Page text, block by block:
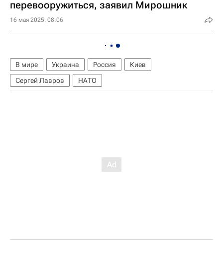
перевооружиться, заявил Мирошник
16 мая 2025, 08:06
В мире Украина Россия
Киев
Сергей Лавров
НАТО